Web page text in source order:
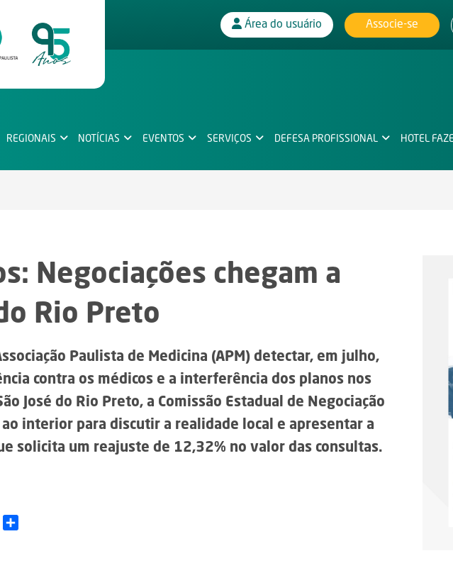
Área do usuário Associe-se
REGIONAIS NOTÍCIAS EVENTOS SERVIÇOS DEFESA PROFISSIONAL HOTEL
Negociações chegam a
Rio Preto
Paulista de Medicina (APM) detectar, em julho,
contra os médicos e a interferência dos planos nos
José do Rio Preto, a Comissão Estadual de Negociação
interior para discutir a realidade local e apresentar a
solicita um reajuste de 12,32% no valor das consultas.
Copy